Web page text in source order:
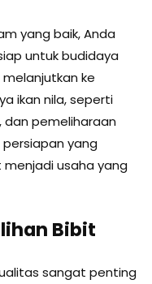
yang baik, Anda
untuk budidaya
ke
ikan nila, seperti
dan pemeliharaan
yang
usaha yang
Bibit
sangat penting